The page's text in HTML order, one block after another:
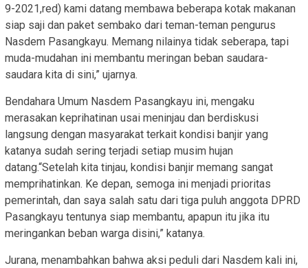
9-2021,red) kami datang membawa beberapa kotak makanan
siap saji dan paket sembako dari teman-teman pengurus
Nasdem Pasangkayu. Memang nilainya tidak seberapa, tapi
muda-mudahan ini membantu meringan beban saudara-
saudara kita di sini,” ujarnya.
Bendahara Umum Nasdem Pasangkayu ini, mengaku
merasakan keprihatinan usai meninjau dan berdiskusi
langsung dengan masyarakat terkait kondisi banjir yang
katanya sudah sering terjadi setiap musim hujan
datang.“Setelah kita tinjau, kondisi banjir memang sangat
memprihatinkan. Ke depan, semoga ini menjadi prioritas
pemerintah, dan saya salah satu dari tiga puluh anggota DPRD
Pasangkayu tentunya siap membantu, apapun itu jika itu
meringankan beban warga disini,” katanya.
Jurana, menambahkan bahwa aksi peduli dari Nasdem kali ini,